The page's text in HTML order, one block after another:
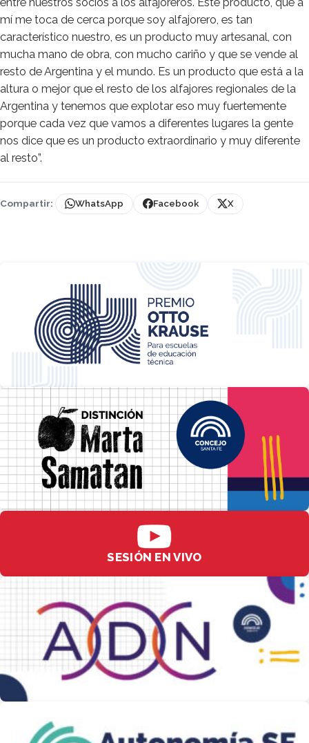
mí me toca de cerca porque soy alfajorero, es tan
característico nuestro, es un producto muy artesanal, con
mucha mano de obra, con mucho cariño y que se vende al
resto de Argentina y el mundo. Es un producto que está a la
altura o mejor que el resto de los alfajores regionales de la
Argentina y tenemos que explotar eso muy fuertemente
porque cada vez que vamos a diferentes lugares la gente
nos dice que es un producto extraordinario y muy diferente
al resto”.
Compartir: WhatsApp Facebook X
SESIÓN EN VIVO